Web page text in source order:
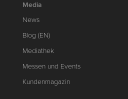
Media
News
Blog (EN)
Mediathek
Messen und Events
Kundenmagazin